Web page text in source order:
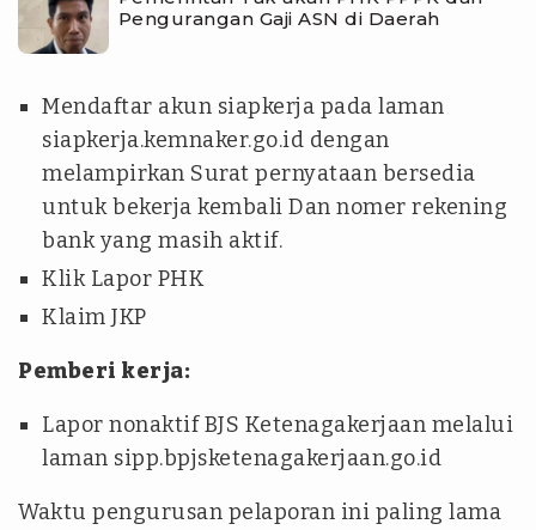
Pengurangan Gaji ASN di Daerah
Mendaftar akun siapkerja pada laman
siapkerja.kemnaker.go.id dengan
melampirkan Surat pernyataan bersedia
untuk bekerja kembali Dan nomer rekening
bank yang masih aktif.
Klik Lapor PHK
Klaim JKP
Pemberi kerja:
Lapor nonaktif BJS Ketenagakerjaan melalui
laman sipp.bpjsketenagakerjaan.go.id
Waktu pengurusan pelaporan ini paling lama